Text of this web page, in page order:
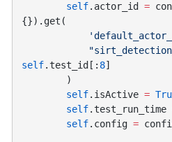
        self
.actor_id =
self.test_id[: 8
        self
.isActive =
        self
.test_run_time
        self
.config =